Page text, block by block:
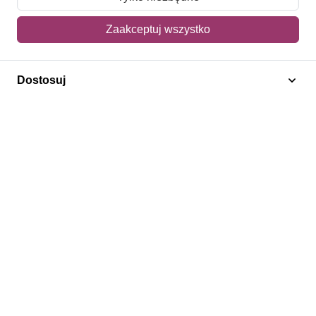
Mój koszyk
Adres dostawy
Polecamy
Zaakceptuj wszystko
Dostosuj